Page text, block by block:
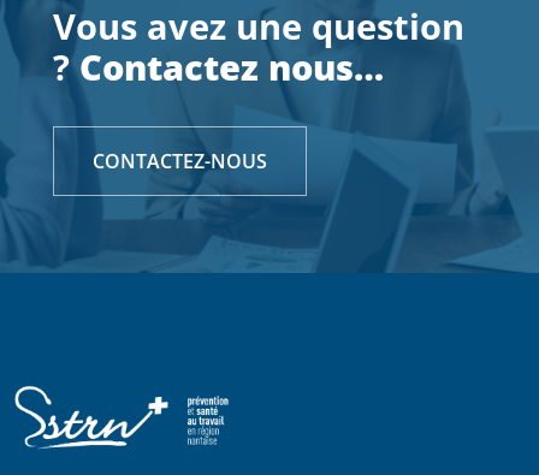
Vous avez une question
?Contactez nous…
CONTACTEZ-NOUS